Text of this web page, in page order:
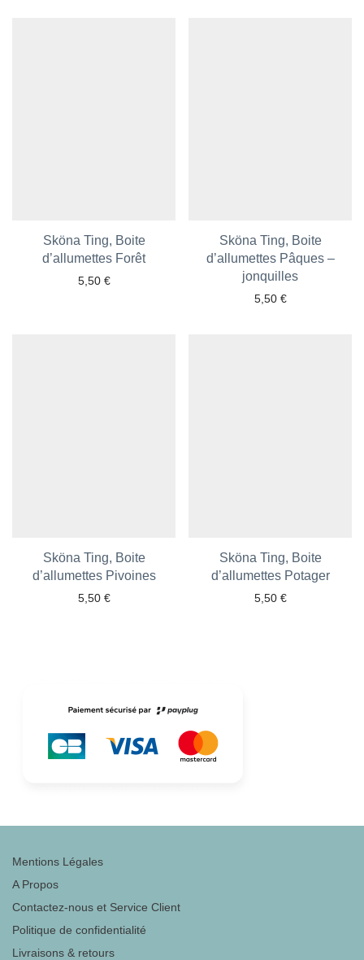
Sköna Ting, Boite
d’allumettes Forêt
5,50 €
Ajouter aux favoris
Sköna Ting, Boite
d’allumettes Pâques –
jonquilles
5,50 €
Ajouter aux favoris
Sköna Ting, Boite
d’allumettes Pivoines
5,50 €
Ajouter aux favoris
Sköna Ting, Boite
d’allumettes Potager
5,50 €
Ajouter aux favoris
Mentions Légales
A Propos
Contactez-nous et Service Client
Politique de confidentialité
Livraisons & retours